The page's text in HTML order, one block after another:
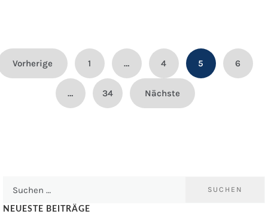
Vorherige 1 … 4 5 6
… 34 Nächste
NEUESTE BEITRÄGE